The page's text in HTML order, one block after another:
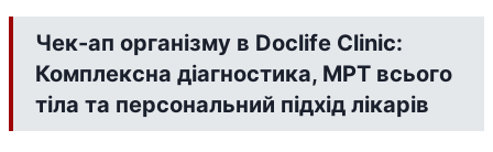
Чек-ап організму в Doclife Clinic:
Комплексна діагностика, МРТ всього
тіла та персональний підхід лікарів